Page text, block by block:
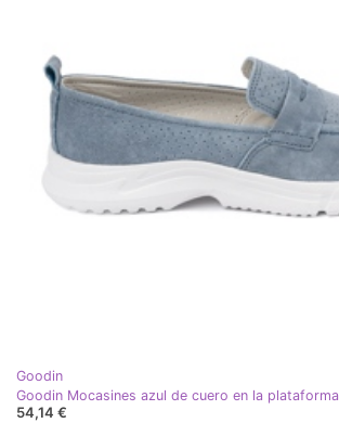
Goodin
Goodin Mocasines azul de cuero en la plataforma
54,14 €